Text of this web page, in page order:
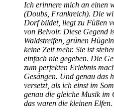
Ich erinnere mich an einen
(Doubs, Frankreich). Die
Dorf bildet, liegt zu Füßen
von Belvoir. Diese Gegend
Waldstreifen, grünen
keine Zeit mehr. Sie ist
einfach nie gegeben. Die
zum perfekten Erlebnis
Gesängen. Und genau das
versetzt, als ich einst im
genau die gleiche Musik im
das waren die kleinen Elfen.